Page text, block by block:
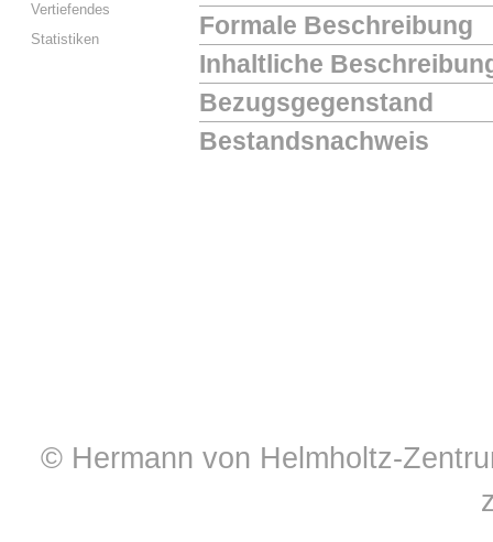
Vertiefendes
Statistiken
Formale Beschreibung
Inhaltliche
Bezugsgegenstand
Bestandsnachweis
© Hermann von Helmholtz-